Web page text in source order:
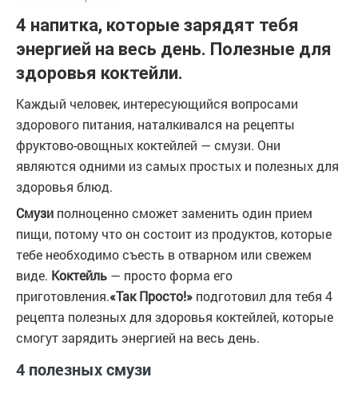
4 напитка, которые зарядят тебя
энергией на весь день. Полезные для
здоровья коктейли.
Каждый человек, интересующийся вопросами
здорового питания, наталкивался на рецепты
фруктово-овощных коктейлей — смузи. Они
являются одними из самых простых и полезных для
здоровья блюд.
Смузи полноценно сможет заменить один прием
пищи, потому что он состоит из продуктов, которые
тебе необходимо съесть в отварном или свежем
виде. Коктейль — просто форма его
приготовления.«Так Просто!» подготовил для тебя 4
рецепта полезных для здоровья коктейлей, которые
смогут зарядить энергией на весь день.
4 полезных смузи